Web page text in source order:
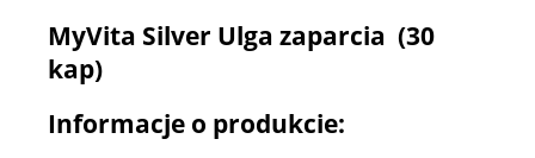
MyVita Silver Ulga zaparcia (30
kap)
Informacje o produkcie: